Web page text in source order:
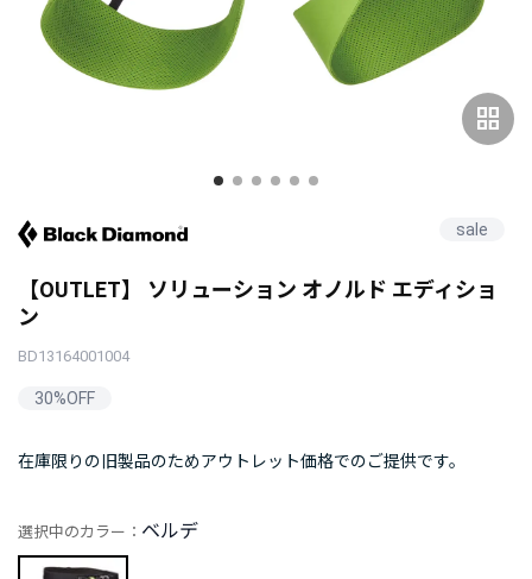
grid_view
sale
【OUTLET】 ソリューション オノルド エディショ
ン
BD13164001004
30%OFF
在庫限りの旧製品のためアウトレット価格でのご提供です。
選択中のカラー： ベルデ